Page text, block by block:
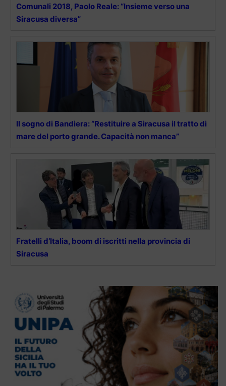
Comunali 2018, Paolo Reale: “Insieme verso una
Siracusa diversa”
Il sogno di Bandiera: “Restituire a Siracusa il tratto di
mare del porto grande. Capacità non manca”
Fratelli d’Italia, boom di iscritti nella provincia di
Siracusa